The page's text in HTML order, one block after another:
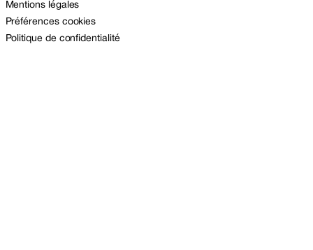
Mentions légales
Préférences cookies
Politique de confidentialité